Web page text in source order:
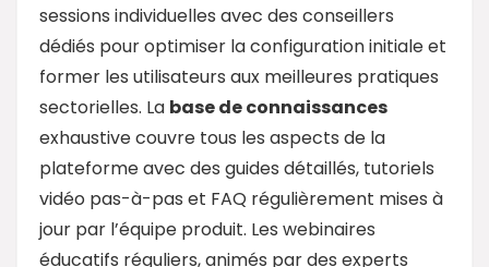
sessions individuelles avec des conseillers
dédiés pour optimiser la configuration initiale et
former les utilisateurs aux meilleures pratiques
sectorielles. La base de connaissances
exhaustive couvre tous les aspects de la
plateforme avec des guides détaillés, tutoriels
vidéo pas-à-pas et FAQ régulièrement mises à
jour par l’équipe produit. Les webinaires
éducatifs réguliers, animés par des experts